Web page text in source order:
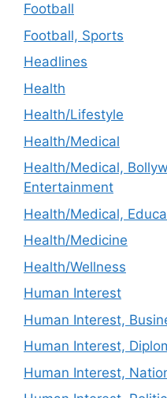
Football
Football, Sports
Headlines
Health
Health/Lifestyle
Health/Medical
Health/Medical,
Entertainment
Health/Medical,
Health/Medicine
Health/Wellness
Human Interest
Human Interest,
Human Interest,
Human Interest,